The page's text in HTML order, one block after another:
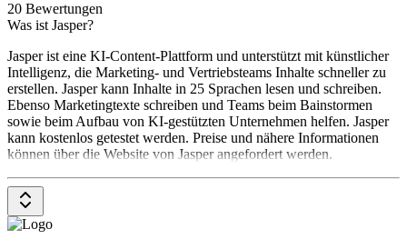
20 Bewertungen
Was ist Jasper?
Jasper ist eine KI-Content-Plattform und unterstützt mit künstlicher
Intelligenz, die Marketing- und Vertriebsteams Inhalte schneller zu
erstellen. Jasper kann Inhalte in 25 Sprachen lesen und schreiben.
Ebenso Marketingtexte schreiben und Teams beim Bainstormen
sowie beim Aufbau von KI-gestützten Unternehmen helfen. Jasper
kann kostenlos getestet werden. Preise und nähere Informationen
können über die Website von Jasper angefordert werden.